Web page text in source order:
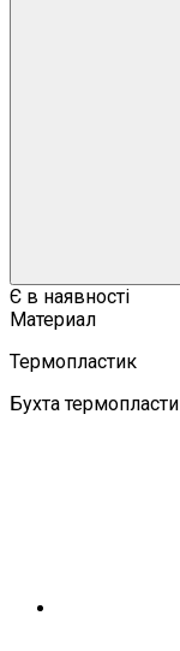
Є в наявності
Материал
Термопластик
Бухта